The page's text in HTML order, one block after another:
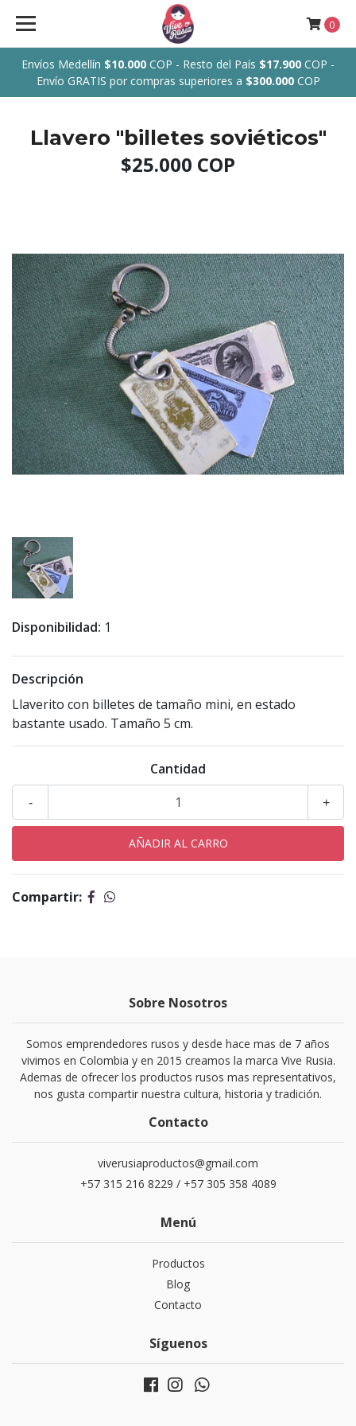
Envíos Medellín $10.000 COP - Resto del País $17.900 COP -
Envío GRATIS por compras superiores a $300.000COP
0
Llavero "billetes soviéticos"
$25.000 COP
Disponibilidad: 1
Descripción
Llaverito con billetes de tamaño mini, en estado
bastante usado. Tamaño 5 cm.
Cantidad
+
-
Compartir:
Sobre Nosotros
Somos emprendedores rusos y desde hace mas de 7 años
vivimos en Colombia y en 2015 creamos la marca Vive Rusia.
Ademas de ofrecer los productos rusos mas representativos,
nos gusta compartir nuestra cultura, historia y tradición.
Contacto
viverusiaproductos@gmail.com
+57 315 216 8229 / +57 305 358 4089
Menú
Productos
Blog
Contacto
Síguenos